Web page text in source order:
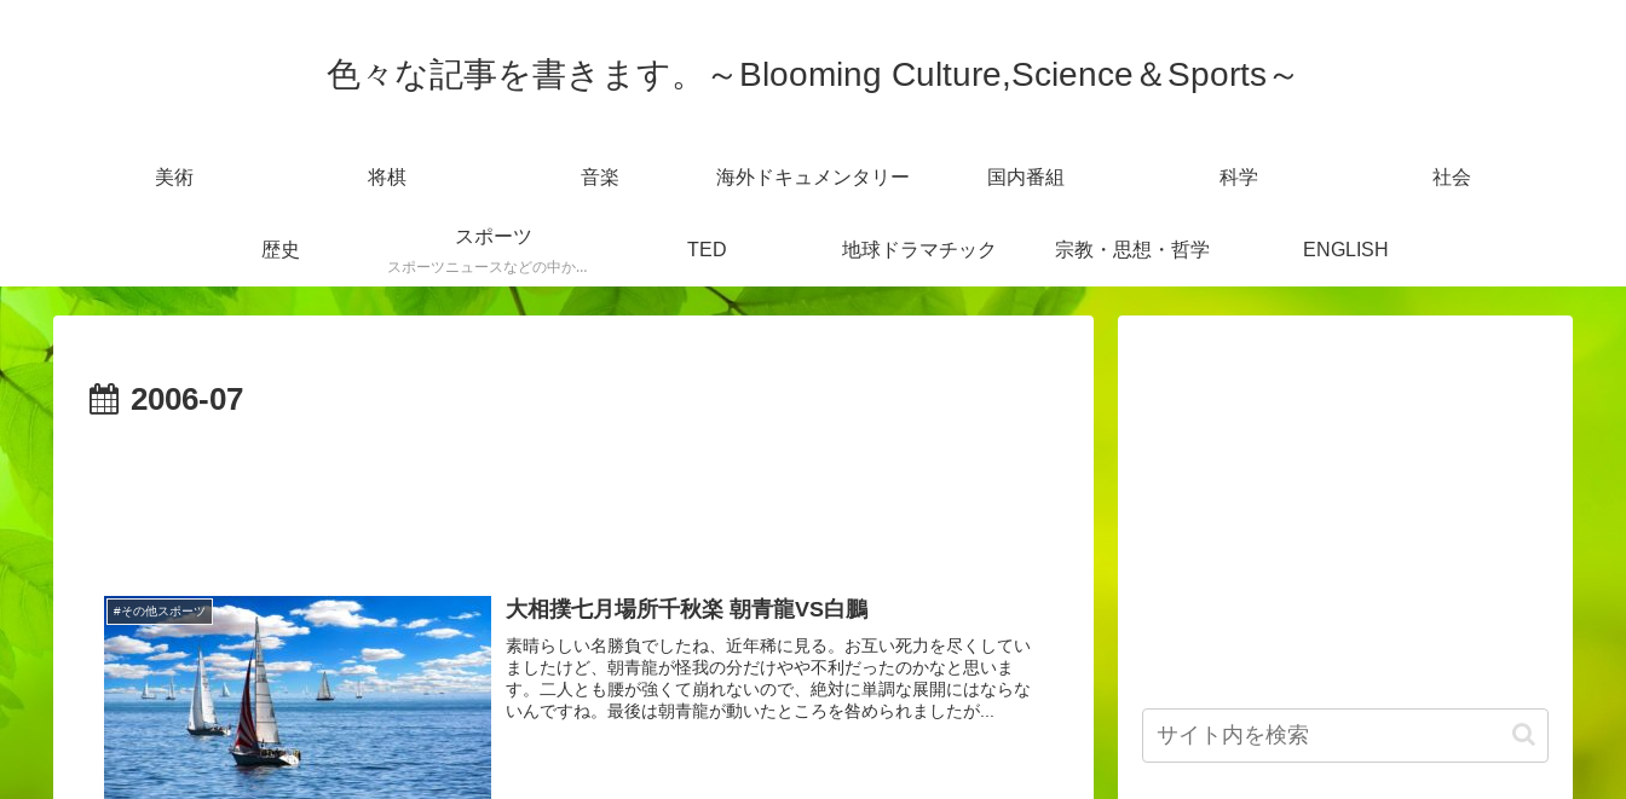
色々な記事を書きます。～Blooming Culture,Science＆Sports～
美術 将棋 音楽 海外ドキュメンタリー 国内番組 科学 社会
歴史
スポーツ
スポーツニュースなどの中から感じた事を書きます。
TED 地球ドラマチック 宗教・思想・哲学 ENGLISH
2006-07
#その他スポーツ 大相撲七月場所千秋楽 朝青龍VS白鵬
素晴らしい名勝負でしたね、近年稀に見る。お互い死力を尽くしてい
ましたけど、朝青龍が怪我の分だけやや不利だったのかなと思いま
す。二人とも腰が強くて崩れないので、絶対に単調な展開にはならな
いんですね。最後は朝青龍が動いたところを咎められましたが...